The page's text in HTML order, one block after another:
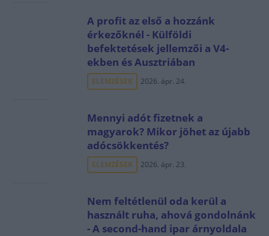
A profit az első a hozzánk
érkezőknél - Külföldi
befektetések jellemzői a V4-
ekben és Ausztriában
ELEMZÉSEK 2026. ápr. 24.
Mennyi adót fizetnek a
magyarok? Mikor jöhet az újabb
adócsökkentés?
ELEMZÉSEK 2026. ápr. 23.
Nem feltétlenül oda kerül a
használt ruha, ahová gondolnánk
- A second-hand ipar árnyoldala